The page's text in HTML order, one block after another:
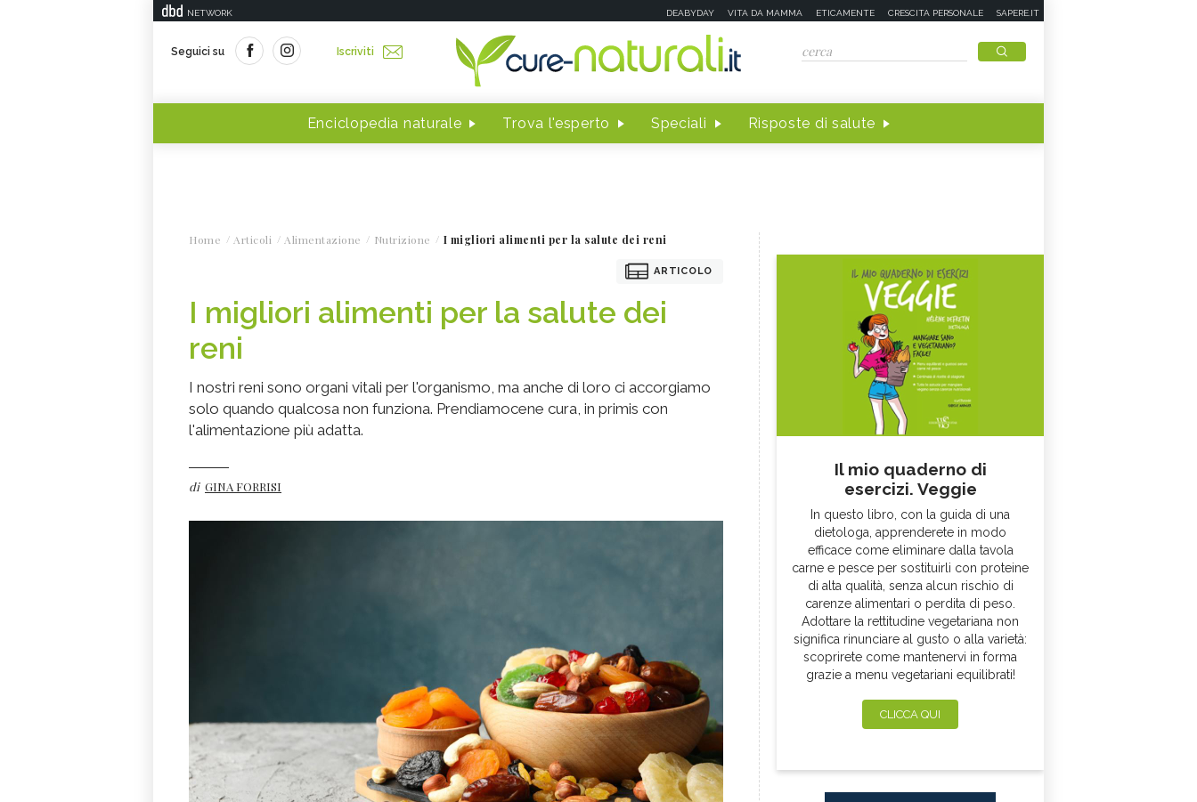
NETWORK DEABYDAY VITA DA MAMMA ETICAMENTE CRESCITA PERSONALE SAPERE.IT
Seguici su Iscriviti
Enciclopedia naturale Trova l'esperto Speciali Risposte di salute
Home Articoli Alimentazione Nutrizione I migliori alimenti per la salute dei reni
ARTICOLO
I migliori alimenti per la salute dei
reni
I nostri reni sono organi vitali per l'organismo, ma anche di loro ci accorgiamo
solo quando qualcosa non funziona. Prendiamocene cura, in primis con
l'alimentazione più adatta.
di GINA FORRISI
Il mio quaderno di
esercizi. Veggie
In questo libro, con la guida di una
dietologa, apprenderete in modo
efficace come eliminare dalla tavola
carne e pesce per sostituirli con proteine
di alta qualità, senza alcun rischio di
carenze alimentari o perdita di peso.
Adottare la rettitudine vegetariana non
significa rinunciare al gusto o alla varietà:
scoprirete come mantenervi in forma
grazie a menu vegetariani equilibrati!
CLICCA QUI